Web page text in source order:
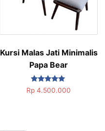
Kursi Malas Jati Minimalis
Papa Bear
Dinilai
5.00
Rp 4.500.000